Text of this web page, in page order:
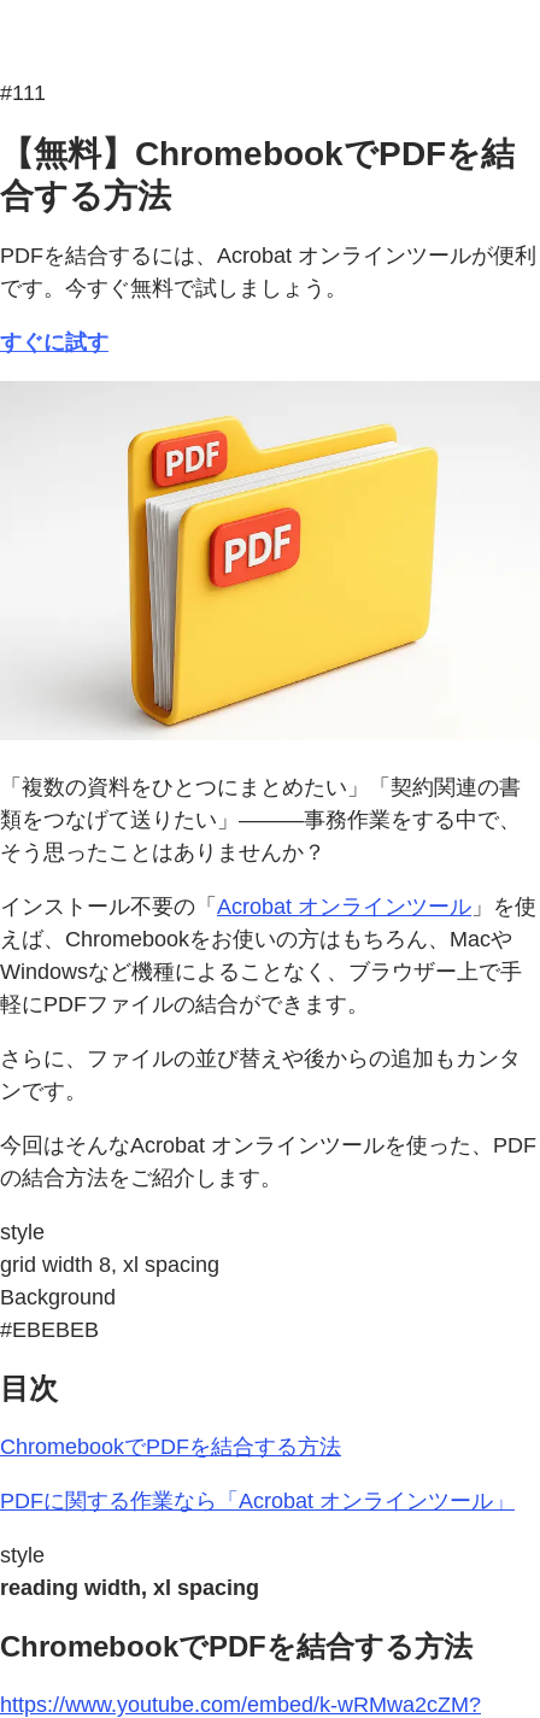
#111
【無料】ChromebookでPDFを結
合する方法
PDFを結合するには、Acrobat オンラインツールが便利
です。今すぐ無料で試しましょう。
すぐに試す
「複数の資料をひとつにまとめたい」「契約関連の書
類をつなげて送りたい」———事務作業をする中で、
そう思ったことはありませんか？
インストール不要の「 Acrobat オンラインツール 」を使
えば、Chromebookをお使いの方はもちろん、Macや
Windowsなど機種によることなく、ブラウザー上で手
軽にPDFファイルの結合ができます。
さらに、ファイルの並び替えや後からの追加もカンタ
ンです。
今回はそんなAcrobat オンラインツールを使った、PDF
の結合方法をご紹介します。
style
grid width 8, xl spacing
Background
#EBEBEB
目次
ChromebookでPDFを結合する方法
PDFに関する作業なら「Acrobat オンラインツール」
style
reading width, xl spacing
ChromebookでPDFを結合する方法
https://www.youtube.com/embed/k-wRMwa2cZM?